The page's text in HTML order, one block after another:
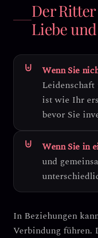
Der
Liebe
Wenn Sie
Leidenschaft
ist wie Ihr
bevor Sie
Wenn Sie in
und
In Beziehungen
Verbindung führen.